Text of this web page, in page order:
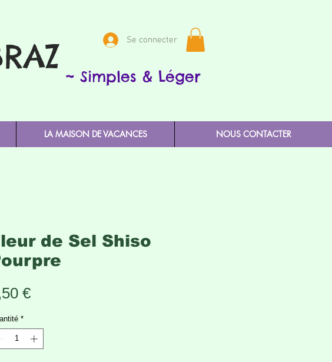
Se connecter
~ Simples & Léger
LA MAISON DE VACANCES NOUS CONTACTER
de Sel Shiso
€Prix
*